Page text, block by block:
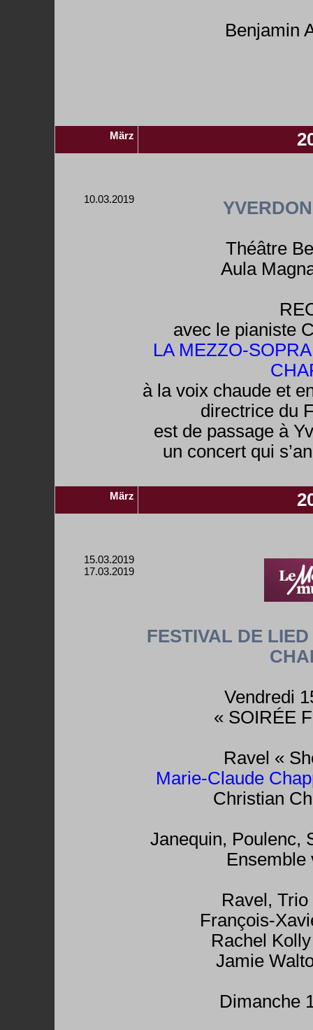
Benjamin
März
10.03.2019
Théâtre
Aula
avec le pianiste
LA MEZZO-
à la voix chaude et
directrice du
est de passage à
un concert qui
März
15.03.2019
17.03.2019
FESTIVAL DE
Vendredi
« SOIRÉE
Ravel «
Marie-Claude
Christian
Janequin, Poulenc,
Ensemble
Ravel,
François-
Rachel
Jamie
Dimanche